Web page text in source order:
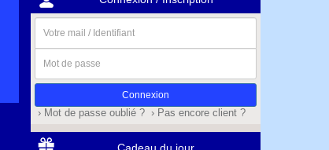
mail
/
Identifiant
de
passe
› Mot de passe oublié ? › Pas encore client ?